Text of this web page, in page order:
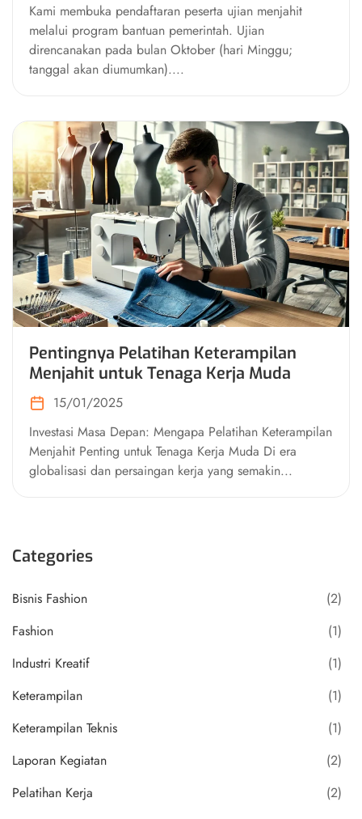
Kami membuka pendaftaran peserta ujian menjahit
melalui program bantuan pemerintah. Ujian
direncanakan pada bulan Oktober (hari Minggu;
tanggal akan diumumkan)....
Pentingnya Pelatihan Keterampilan
Menjahit untuk Tenaga Kerja Muda
15/01/2025
Investasi Masa Depan: Mengapa Pelatihan Keterampilan
Menjahit Penting untuk Tenaga Kerja Muda Di era
globalisasi dan persaingan kerja yang semakin...
Categories
Bisnis Fashion
(2)
Fashion
(1)
Industri Kreatif
(1)
Keterampilan
(1)
Keterampilan Teknis
(1)
Laporan Kegiatan
(2)
Pelatihan Kerja
(2)